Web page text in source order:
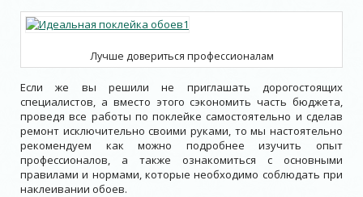
Лучше довериться профессионалам
Если же вы решили не приглашать дорогостоящих
специалистов, а вместо этого сэкономить часть бюджета,
проведя все работы по поклейке самостоятельно и сделав
ремонт исключительно своими руками, то мы настоятельно
рекомендуем как можно подробнее изучить опыт
профессионалов, а также ознакомиться с основными
правилами и нормами, которые необходимо соблюдать при
наклеивании обоев.